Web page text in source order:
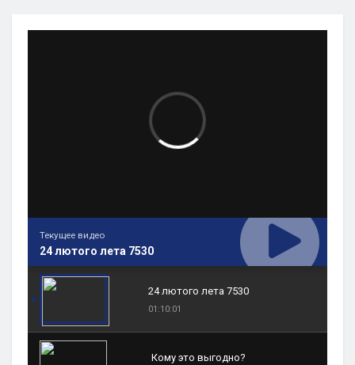
Текущее видео
24 лютого лета 7530
24 лютого лета 7530
01:10:01
Кому это выгодно?